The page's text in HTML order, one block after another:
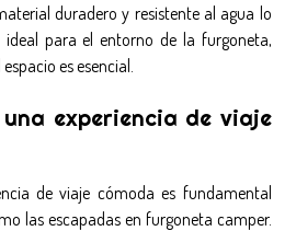
duradero y resistente al agua lo
para el entorno de la furgoneta,
es esencial.
experiencia de viaje
de viaje cómoda es fundamental
las escapadas en furgoneta camper.